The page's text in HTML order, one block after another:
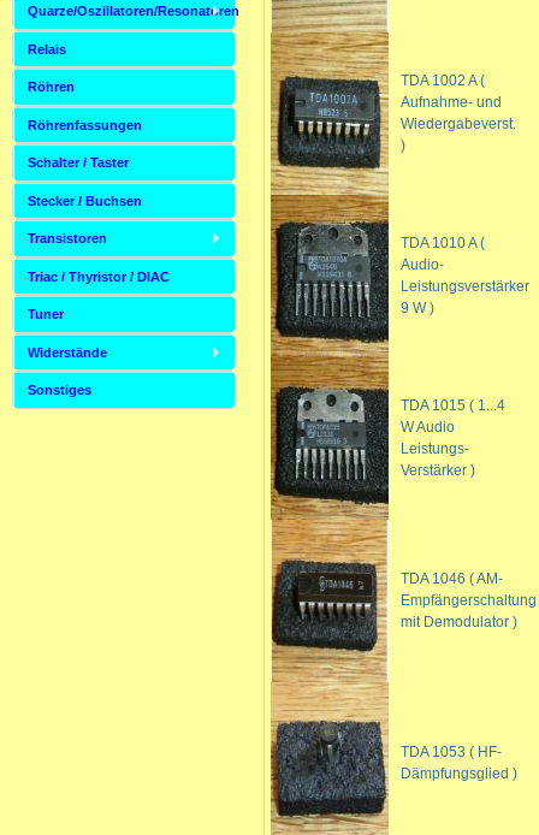
TDA 1002 A (
Aufnahme- und
Wiedergabeverst.
)
TDA 1010 A (
Audio-
Leistungsverstärker
9 W )
TDA 1015 ( 1...4
W Audio
Leistungs-
Verstärker )
TDA 1046 ( AM-
Empfängerschaltung
mit Demodulator )
TDA 1053 ( HF-
Dämpfungsglied )
Quarze/Oszillatoren/Resonatoren
Relais
Röhren
Röhrenfassungen
Schalter / Taster
Stecker / Buchsen
Transistoren
Triac / Thyristor / DIAC
Tuner
Widerstände
Sonstiges